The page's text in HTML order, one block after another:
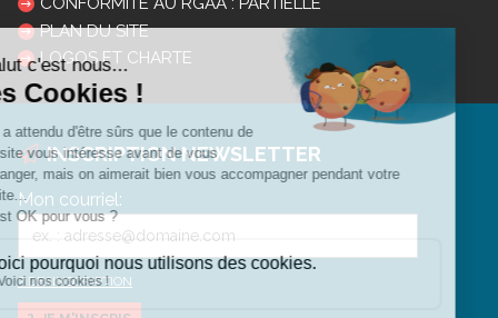
PLAN DU SITE
LOGOS ET CHARTE
INSCRIPTION NEWSLETTER
Mon courriel:
DESINSCRIPTION